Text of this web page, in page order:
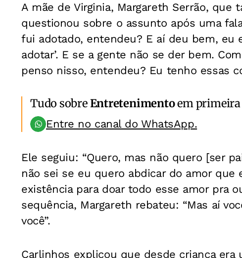
A mãe de Virginia, Margareth Serrão, que
questionou sobre o assunto após uma
fui adotado, entendeu? E aí deu bem, eu
adotar’. E se a gente não se der bem.
penso nisso, entendeu? Eu tenho essas
Tudo sobreEntretenimentoem primeira
Entre no canal do WhatsApp.
Ele seguiu: “Quero, mas não quero [ser
não sei se eu quero abdicar do amor
existência para doar todo esse amor pra
sequência, Margareth rebateu: “Mas aí
você”.
Carlinhos explicou que desde criança era